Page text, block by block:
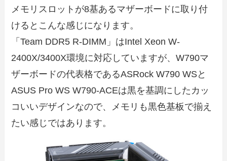
メモリスロットが8基あるマザーボードに取り付
けるとこんな感じになります。
「Team DDR5 R-DIMM」はIntel Xeon W-
2400X/3400X環境に対応していますが、W790マ
ザーボードの代表格であるASRock W790 WSと
ASUS Pro WS W790-ACEは黒を基調にしたカッ
コいいデザインなので、メモリも黒色基板で揃え
たい感じではあります。